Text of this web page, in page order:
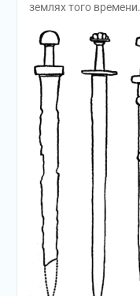
землях того времени.